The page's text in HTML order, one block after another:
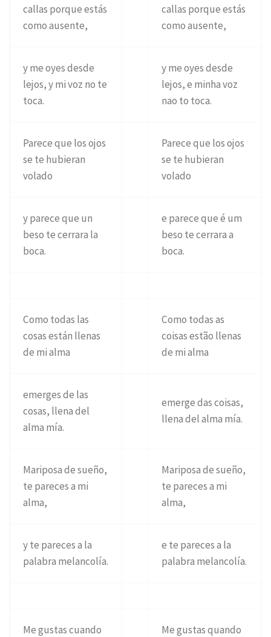
callas porque estás
como ausente,
callas porque estás
como ausente,
y me oyes desde
lejos, y mi voz no te
toca.
y me oyes desde
lejos, e minha voz
nao to toca.
Parece que los ojos
se te hubieran
volado
Parece que los ojos
se te hubieran
volado
y parece que un
beso te cerrara la
boca.
e parece que é um
beso te cerrara a
boca.
Como todas las
cosas están llenas
de mi alma
Como todas as
coisas estão llenas
de mi alma
emerges de las
cosas, llena del
alma mía.
emerge das coisas,
llena del alma mía.
Mariposa de sueño,
te pareces a mi
alma,
Mariposa de sueño,
te pareces a mi
alma,
y te pareces a la
palabra melancolía.
e te pareces a la
palabra melancolía.
Me gustas cuando
Me gustas quando